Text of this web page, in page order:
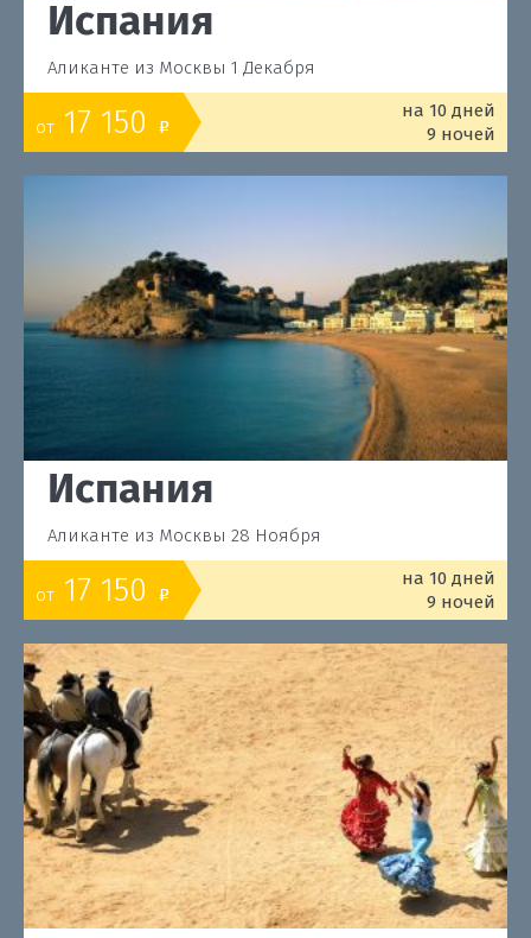
Испания
Аликанте из Москвы 1 Декабря
от 17 150 o
на 10 дней
9 ночей
Испания
Аликанте из Москвы 28 Ноября
от 17 150 o
на 10 дней
9 ночей